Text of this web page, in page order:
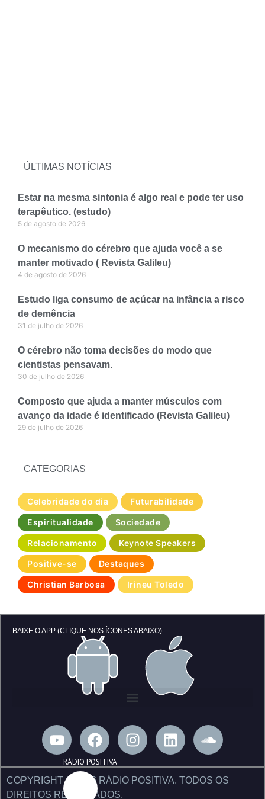
ÚLTIMAS NOTÍCIAS
Estar na mesma sintonia é algo real e pode ter uso
terapêutico. (estudo)
5 de agosto de 2026
O mecanismo do cérebro que ajuda você a se
manter motivado ( Revista Galileu)
4 de agosto de 2026
Estudo liga consumo de açúcar na infância a risco
de demência
31 de julho de 2026
O cérebro não toma decisões do modo que
cientistas pensavam.
30 de julho de 2026
Composto que ajuda a manter músculos com
avanço da idade é identificado (Revista Galileu)
29 de julho de 2026
CATEGORIAS
Celebridade do dia Futurabilidade
Espiritualidade Sociedade
Relacionamento Keynote Speakers
Positive-se Destaques
Christian Barbosa Irineu Toledo
BAIXE O APP (CLIQUE NOS ÍCONES ABAIXO)
Y
o
u
t
u
F
a
c
e
b
I
n
t
a
L
i
k
e
S
o
n
d
COPYRIGHT © 2026 RÁDIO POSITIVA. TODOS OS
DIREITOS RESERVADOS.
RÁDIO POSITIVA